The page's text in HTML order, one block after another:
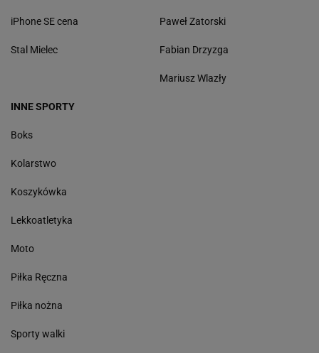
iPhone SE cena
Stal Mielec
Paweł Zatorski
Fabian Drzyzga
Mariusz Wlazły
INNE SPORTY
Boks
Kolarstwo
Koszykówka
Lekkoatletyka
Moto
Piłka Ręczna
Piłka nożna
Sporty walki